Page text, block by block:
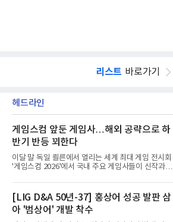
리스트 바로가기
헤드라인
게임스컴 앞둔 게임사…해외 공략으로 하
반기 반등 꾀한다
이달 말 독일 쾰른에서 열리는 세계 최대 게임 전시회
'게임스컴 2026'에서 국내 주요 게임사들이 신작과 글
체별로 엇갈린 가운데 하반기 신작 흥행과 해외 시장
성과가 실적을 좌우할 핵심 변수로 떠오르고 있다.8일
업계에 따르면 올해 상반기 게임업계는 기업별 성적
표가 크게 갈렸다. 대표적으로 크래프톤은 'PUBG: 배
[LIG D&A 50년-37] 홍상어 성공 발판 삼
아 '범상어' 개발 착수